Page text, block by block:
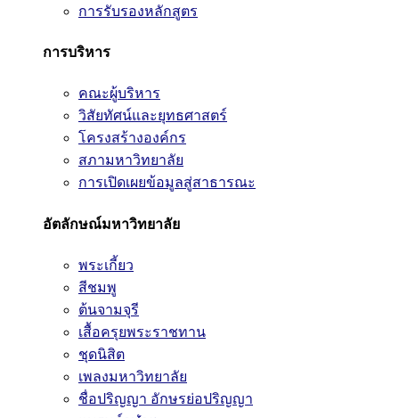
การรับรองหลักสูตร
การบริหาร
คณะผู้บริหาร
วิสัยทัศน์และยุทธศาสตร์
โครงสร้างองค์กร
สภามหาวิทยาลัย
การเปิดเผยข้อมูลสู่สาธารณะ
อัตลักษณ์มหาวิทยาลัย
พระเกี้ยว
สีชมพู
ต้นจามจุรี
เสื้อครุยพระราชทาน
ชุดนิสิต
เพลงมหาวิทยาลัย
ชื่อปริญญา อักษรย่อปริญญา